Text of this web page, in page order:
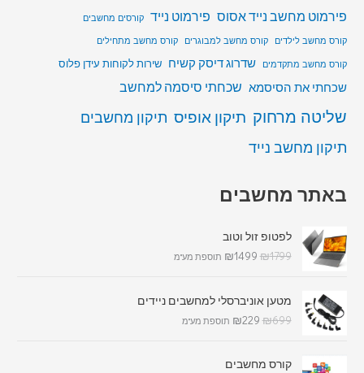
פירמוט מחשב נייד אסוס פירמוט נייד קורסים מחשבים
קורס מחשב לילדים
קורס מחשב למבוגרים
קורס מחשב מתחילים
קורס מחשב מתקדמים
שדרוג דיסק קשיח שירות לקוחות עידן פלוס
שכחתי את הסיסמא שכחתי סיסמה למחשב
שליטה מרחוק תיקון אופיס תיקון מחשבים
תיקון מחשב נייד
באתר מחשבים
לפטופ זול וטוב
₪1799
₪1499 תוספת מע"מ
מטען אוניברסלי למחשבים ניידים
₪699
₪229 תוספת מע"מ
קורס מחשבים